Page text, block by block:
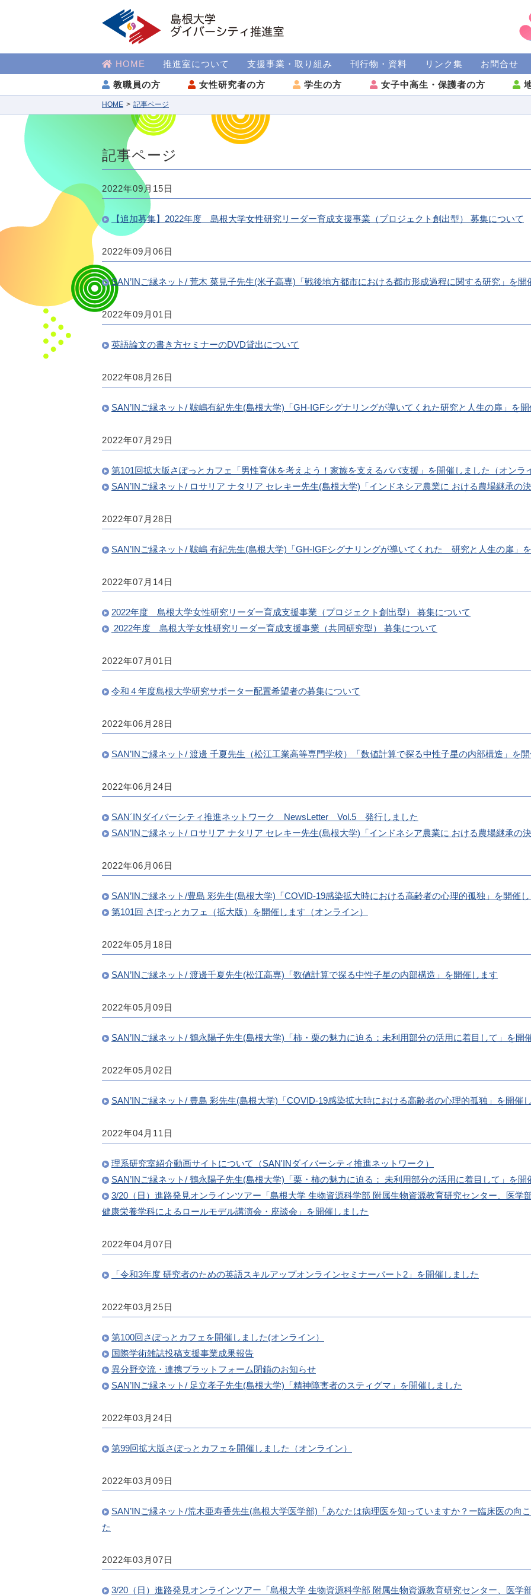
HOME 推進室について 支援事業・取り組み 刊行物・資料 リンク集 お問合せ
教職員の方 女性研究者の方 学生の方 女子中高生・保護者の方
HOME 記事ページ
記事ページ
2022年09月15日
【追加募集】2022年度 島根大学女性研究リーダー育成支援事業（プロジェクト創出型） 募集について
2022年09月06日
SAN’INご縁ネット/ 荒木 菜見子先生(米子高専)「戦後地方都市における都市形成過程に関する研究」を開
2022年09月01日
英語論文の書き方セミナーのDVD貸出について
2022年08月26日
SAN’INご縁ネット/ 鞁嶋有紀先生(島根大学)「GH-IGFシグナリングが導いてくれた研究と人生の扉」を
2022年07月29日
第101回拡大版さぽっとカフェ「男性育休を考えよう！家族を支えるパパ支援」を開催しました（オンラ
SAN’INご縁ネット/ ロサリア ナタリア セレキー先生(島根大学)「インドネシア農業に おける農場継承の
2022年07月28日
SAN’INご縁ネット/ 鞁嶋 有紀先生(島根大学)「GH-IGFシグナリングが導いてくれた 研究と人生の扉」
2022年07月14日
2022年度 島根大学女性研究リーダー育成支援事業（プロジェクト創出型） 募集について
2022年度 島根大学女性研究リーダー育成支援事業（共同研究型） 募集について
2022年07月01日
令和４年度島根大学研究サポーター配置希望者の募集について
2022年06月28日
SAN’INご縁ネット/ 渡邊 千夏先生（松江工業高等専門学校）「数値計算で探る中性子星の内部構造」を
2022年06月24日
SAN´INダイバーシティ推進ネットワーク NewsLetter Vol.5 発行しました
SAN’INご縁ネット/ ロサリア ナタリア セレキー先生(島根大学)「インドネシア農業に おける農場継承の
2022年06月06日
SAN’INご縁ネット/豊島 彩先生(島根大学)「COVID-19感染拡大時における高齢者の心理的孤独」を開催
第101回 さぽっとカフェ（拡大版）を開催します（オンライン）
2022年05月18日
SAN’INご縁ネット/ 渡邊千夏先生(松江高専)「数値計算で探る中性子星の内部構造」を開催します
2022年05月09日
SAN’INご縁ネット/ 鶴永陽子先生(島根大学)「柿・栗の魅力に迫る：未利用部分の活用に着目して」を開
2022年05月02日
SAN’INご縁ネット/ 豊島 彩先生(島根大学)「COVID-19感染拡大時における高齢者の心理的孤独」を開催
2022年04月11日
理系研究室紹介動画サイトについて（SAN'INダイバーシティ推進ネットワーク）
SAN’INご縁ネット/ 鶴永陽子先生(島根大学)「栗・柿の魅力に迫る： 未利用部分の活用に着目して」を開
3/20（日）進路発見オンラインツアー「島根大学 生物資源科学部 附属生物資源教育研究センター、医学
健康栄養学科によるロールモデル講演会・座談会」を開催しました
2022年04月07日
「令和3年度 研究者のための英語スキルアップオンラインセミナーパート2」を開催しました
2022年03月25日
第100回さぽっとカフェを開催しました(オンライン）
国際学術雑誌投稿支援事業成果報告
異分野交流・連携プラットフォーム閉鎖のお知らせ
SAN’INご縁ネット/ 足立孝子先生(島根大学)「精神障害者のスティグマ」を開催しました
2022年03月24日
第99回拡大版さぽっとカフェを開催しました（オンライン）
2022年03月09日
SAN’INご縁ネット/荒木亜寿香先生(島根大学医学部)「あなたは病理医を知っていますか？ー臨床医の向
た
2022年03月07日
3/20（日）進路発見オンラインツアー「島根大学 生物資源科学部 附属生物資源教育研究センター、医学